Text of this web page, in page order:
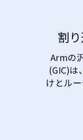
割
Armの
(GIC)は
けとル